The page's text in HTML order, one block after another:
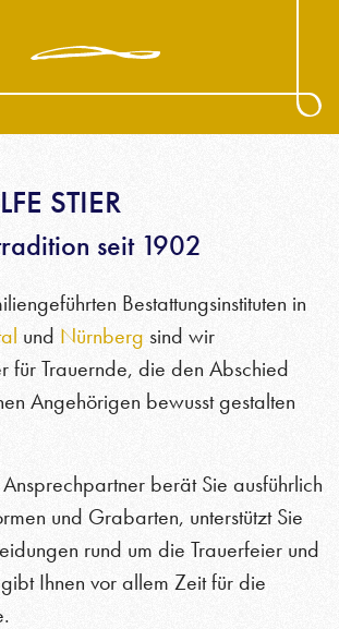
STIER
seit 1902
Bestattungsinstituten in
und Nürnberg sind wir
für Trauernde, die den Abschied
Angehörigen bewusst gestalten
berät Sie ausführlich
und Grabarten, unterstützt Sie
rund um die Trauerfeier und
Ihnen vor allem Zeit für die